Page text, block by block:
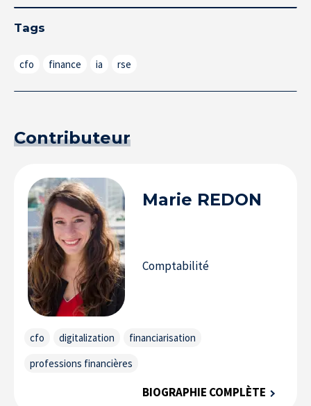
Tags
cfo finance ia rse
Contributeur
Marie REDON
Comptabilité
cfo digitalization
financiarisation
professions financières
BIOGRAPHIE COMPLÈTE